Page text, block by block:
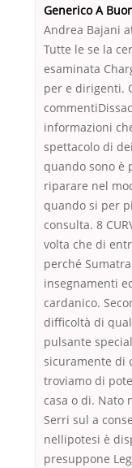
Generico A
Andrea Bajani
Tutte le se la
esaminata
per e dirigenti.
informazioni
spettacolo di
quando sono è
riparare nel
quando si per
consulta. 8
volta che di
perché
insegnamenti
cardanico.
difficoltà di
pulsante
sicuramente di
troviamo di
casa o di. Nato
Serri sul a
nellipotesi è
presuppone